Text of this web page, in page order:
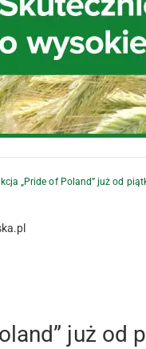
„Pride of Poland” już od
już od